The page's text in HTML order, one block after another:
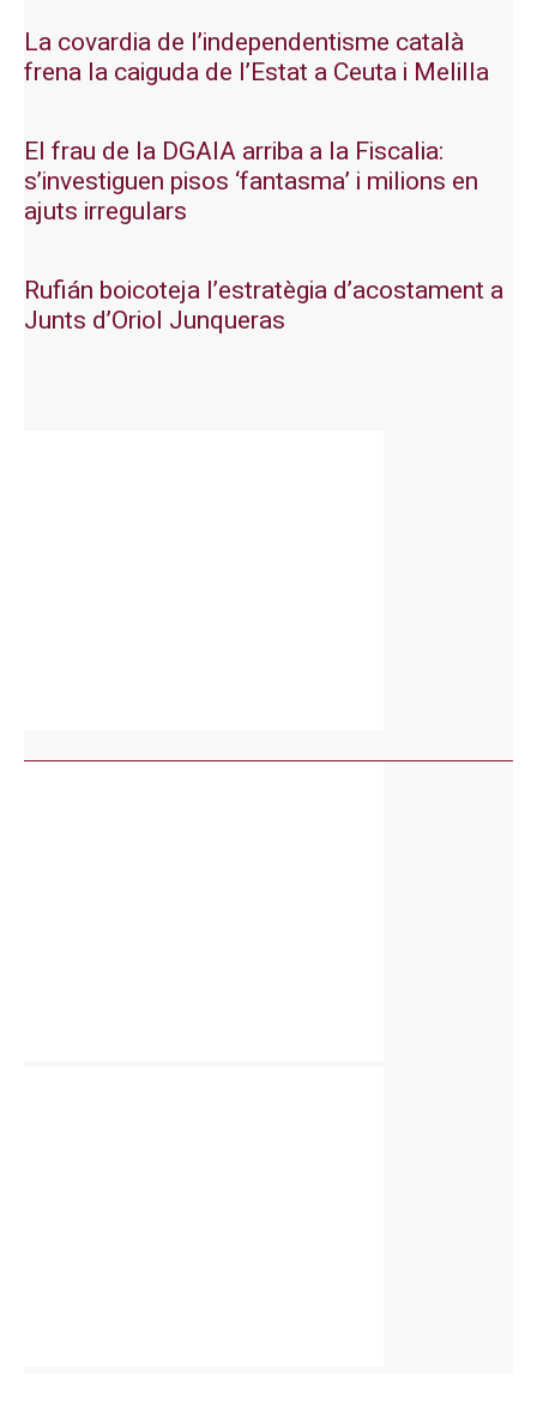
La covardia de l’independentisme català
frena la caiguda de l’Estat a Ceuta i Melilla
El frau de la DGAIA arriba a la Fiscalia:
s’investiguen pisos ‘fantasma’ i milions en
ajuts irregulars
Rufián boicoteja l’estratègia d’acostament a
Junts d’Oriol Junqueras